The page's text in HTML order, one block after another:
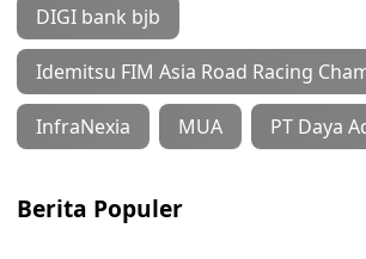
DIGI bank bjb
Idemitsu FIM Asia Road Racing
InfraNexia MUA PT Daya
Berita Populer